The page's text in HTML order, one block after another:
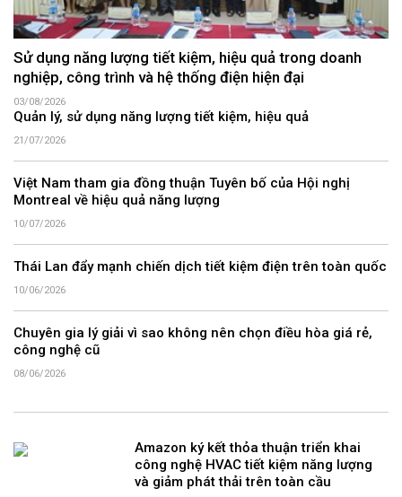
Sử dụng năng lượng tiết kiệm, hiệu quả trong doanh
nghiệp, công trình và hệ thống điện hiện đại
03/08/2026
Quản lý, sử dụng năng lượng tiết kiệm, hiệu quả
21/07/2026
Việt Nam tham gia đồng thuận Tuyên bố của Hội nghị
Montreal về hiệu quả năng lượng
10/07/2026
Thái Lan đẩy mạnh chiến dịch tiết kiệm điện trên toàn quốc
10/06/2026
Chuyên gia lý giải vì sao không nên chọn điều hòa giá rẻ,
công nghệ cũ
08/06/2026
Amazon ký kết thỏa thuận triển khai
công nghệ HVAC tiết kiệm năng lượng
và giảm phát thải trên toàn cầu